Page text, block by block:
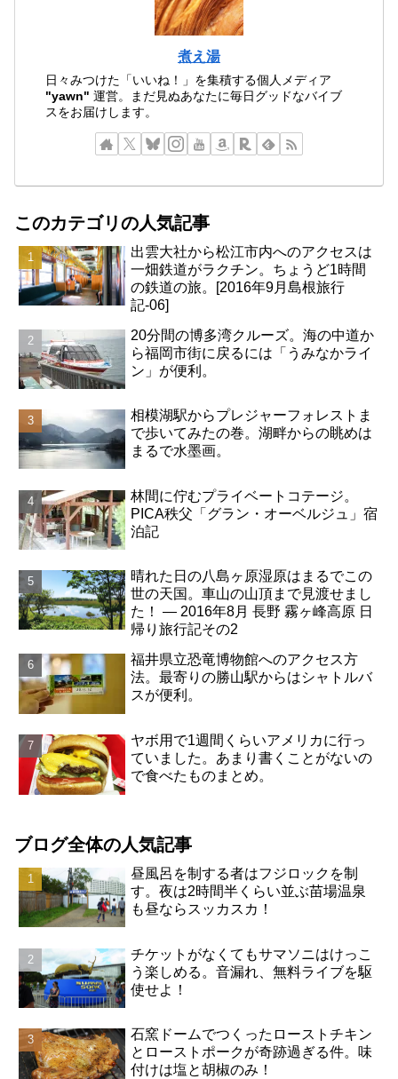
煮え湯
日々みつけた「いいね！」を集積する個人メディア
"yawn" 運営。まだ見ぬあなたに毎日グッドなバイブ
スをお届けします。
このカテゴリの人気記事
出雲大社から松江市内へのアクセスは
一畑鉄道がラクチン。ちょうど1時間
の鉄道の旅。[2016年9月島根旅行
記-06]
20分間の博多湾クルーズ。海の中道か
ら福岡市街に戻るには「うみなかライ
ン」が便利。
相模湖駅からプレジャーフォレストま
で歩いてみたの巻。湖畔からの眺めは
まるで水墨画。
林間に佇むプライベートコテージ。
PICA秩父「グラン・オーベルジュ」宿
泊記
晴れた日の八島ヶ原湿原はまるでこの
世の天国。車山の山頂まで見渡せまし
た！ ― 2016年8月 長野 霧ヶ峰高原 日
帰り旅行記その2
福井県立恐竜博物館へのアクセス方
法。最寄りの勝山駅からはシャトルバ
スが便利。
ヤボ用で1週間くらいアメリカに行っ
ていました。あまり書くことがないの
で食べたものまとめ。
ブログ全体の人気記事
昼風呂を制する者はフジロックを制
す。夜は2時間半くらい並ぶ苗場温泉
も昼ならスッカスカ！
チケットがなくてもサマソニはけっこ
う楽しめる。音漏れ、無料ライブを駆
使せよ！
石窯ドームでつくったローストチキン
とローストポークが奇跡過ぎる件。味
付けは塩と胡椒のみ！